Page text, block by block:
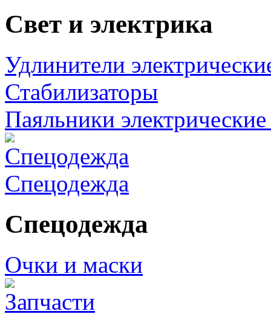
Свет и электрика
Удлинители
Стабилизаторы
Паяльники
Спецодежда
Спецодежда
Очки и маски